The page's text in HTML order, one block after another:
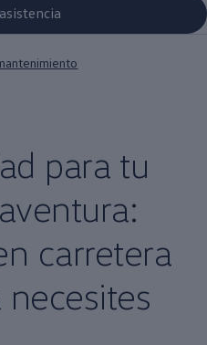
para tu
aventura:
carretera